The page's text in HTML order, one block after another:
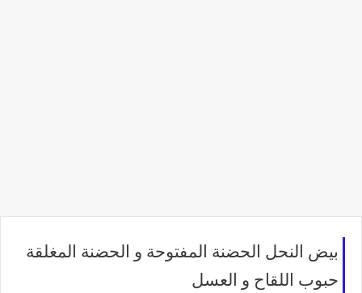
بيض النحل الحضنة المفتوحة و الحضنة المغلقة
حبوب اللقاح و العسل